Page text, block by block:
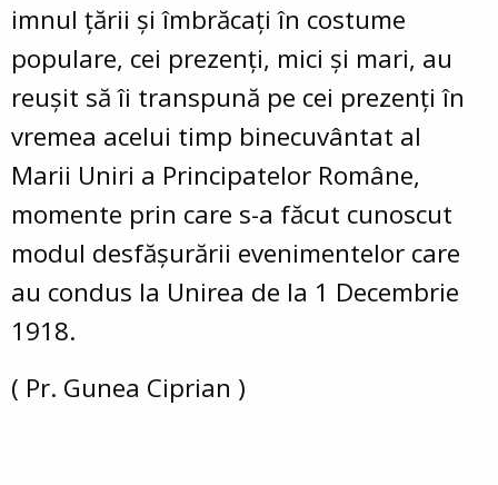
imnul țării și îmbrăcați în costume
populare, cei prezenți, mici și mari, au
reușit să îi transpună pe cei prezenți în
vremea acelui timp binecuvântat al
Marii Uniri a Principatelor Române,
momente prin care s-a făcut cunoscut
modul desfășurării evenimentelor care
au condus la Unirea de la 1 Decembrie
1918.
( Pr. Gunea Ciprian )